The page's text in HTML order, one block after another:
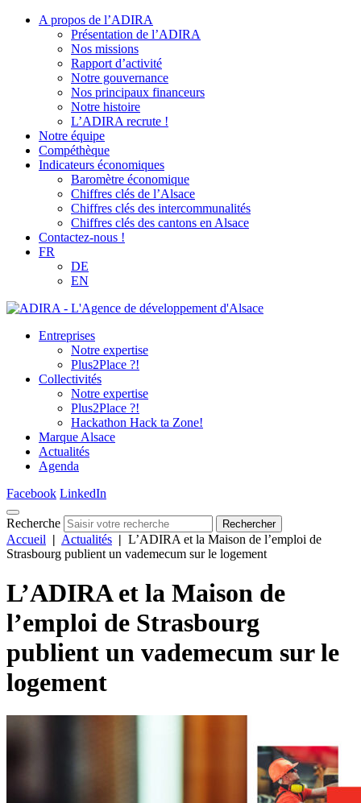
A propos de l’ADIRA
Présentation de l’ADIRA
Nos missions
Rapport d’activité
Notre gouvernance
Nos principaux financeurs
Notre histoire
L’ADIRA recrute !
Notre équipe
Compéthèque
Indicateurs économiques
Baromètre économique
Chiffres clés de l’Alsace
Chiffres clés des intercommunalités
Chiffres clés des cantons en Alsace
Contactez-nous !
FR
DE
EN
Entreprises
Notre expertise
Plus2Place ?!
Collectivités
Notre expertise
Plus2Place ?!
Hackathon Hack ta Zone!
Marque Alsace
Actualités
Agenda
Facebook LinkedIn
Recherche Rechercher
Accueil | Actualités | L’ADIRA et la Maison de l’emploi de
Strasbourg publient un vademecum sur le logement
L’ADIRA et la Maison de
l’emploi de Strasbourg
publient un vademecum sur le
logement